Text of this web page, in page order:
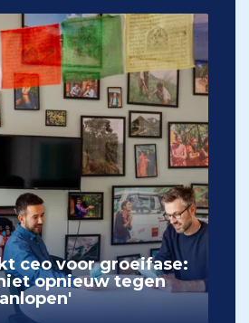
ceo voor groeifase:
opnieuw tegen